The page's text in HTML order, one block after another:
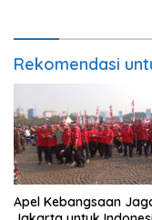
Rekomendasi
Apel Kebangsaan